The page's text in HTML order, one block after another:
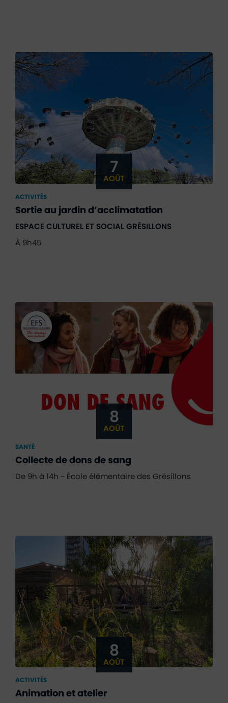
7
AOÛT
ACTIVITÉS
Sortie au jardin d’acclimatation
ESPACE CULTUREL ET SOCIAL GRÉSILLONS
À 9h45
8
AOÛT
SANTÉ
Collecte de dons de sang
De 9h à 14h - École élémentaire des Grésillons
8
AOÛT
ACTIVITÉS
Animation et atelier